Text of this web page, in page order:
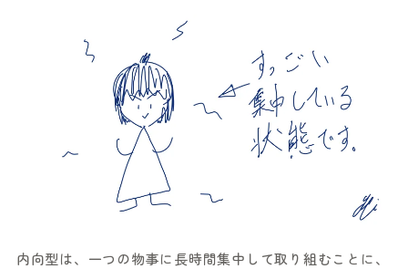
内向型は、一つの物事に長時間集中して取り組むことに、